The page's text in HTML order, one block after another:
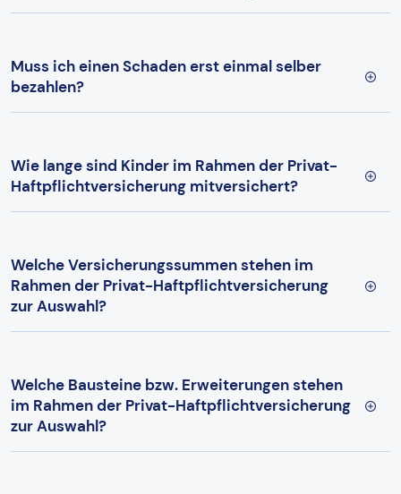
Muss ich einen Schaden erst einmal selber
bezahlen?
Wie lange sind Kinder im Rahmen der Privat-
Haftpflichtversicherung mitversichert?
Welche Versicherungssummen stehen im
Rahmen der Privat-Haftpflichtversicherung
zur Auswahl?
Welche Bausteine bzw. Erweiterungen stehen
im Rahmen der Privat-Haftpflichtversicherung
zur Auswahl?